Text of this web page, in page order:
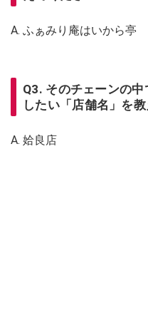
A. ふぁみり庵はいから亭
Q3. そのチェーンの
したい「店舗名」を
A. 姶良店